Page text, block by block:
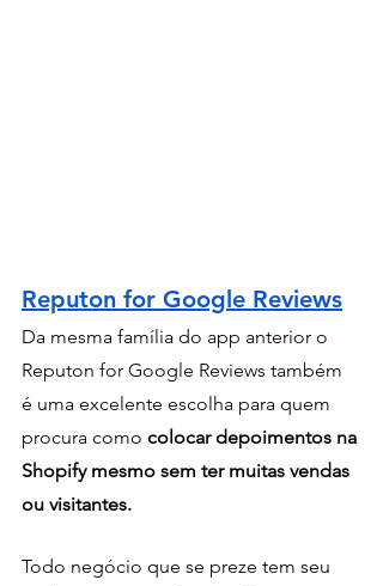
Reputon for Google Reviews
Da mesma família do app anterior o
Reputon for Google Reviews também
é uma excelente escolha para quem
procura como colocar depoimentos na
Shopify mesmo sem ter muitas vendas
ou visitantes.
Todo negócio que se preze tem seu